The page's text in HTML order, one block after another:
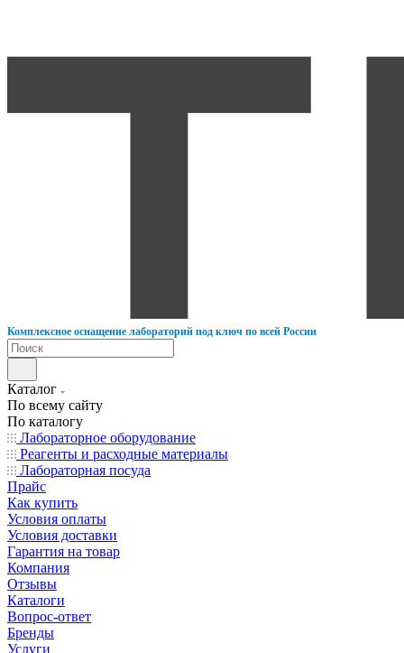
Комплексное оснащение лабораторий под ключ по всей России
Каталог
По всему сайту
По каталогу
Лабораторное оборудование
Реагенты и расходные материалы
Лабораторная посуда
Прайс
Как купить
Условия оплаты
Условия доставки
Гарантия на товар
Компания
Отзывы
Каталоги
Вопрос-ответ
Бренды
Услуги